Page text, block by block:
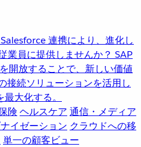
Salesforce 連携により、進化し
業員に提供しませんか？ SAP
開放することで、新しい価値
接続ソリューションを活用し
大化する。
険 ヘルスケア 通信・メディア
イゼーション クラウドへの移
単一の顧客ビュー